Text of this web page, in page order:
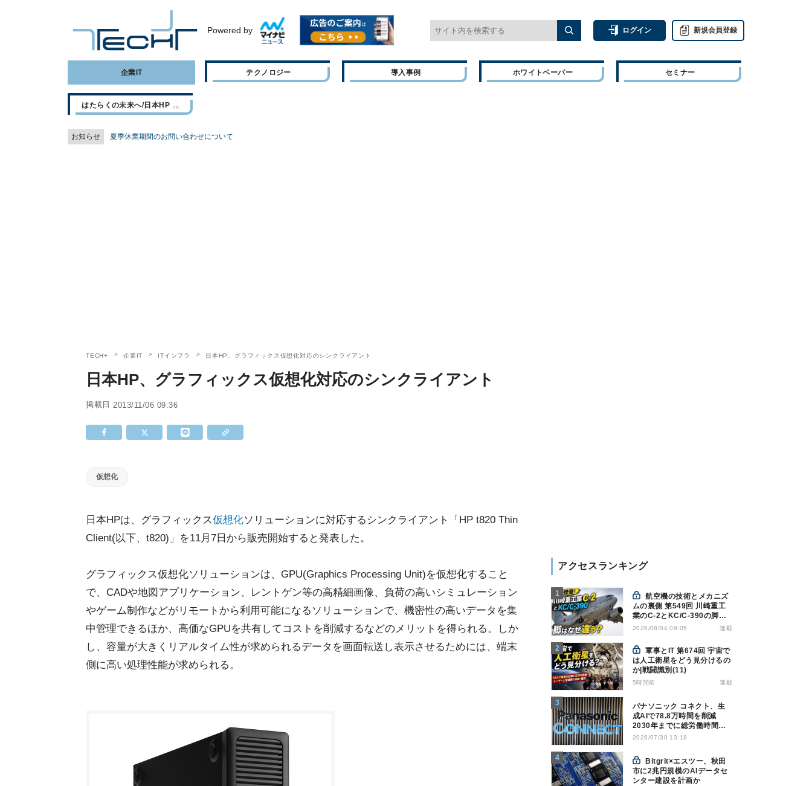
Powered by ログイン 新規会員登録
企業IT テクノロジー 導入事例 ホワイトペーパー セミナー
はたらくの未来へ/日本HP
お知らせ 夏季休業期間のお問い合わせについて
TECH+ 企業IT ITインフラ 日本HP、グラフィックス仮想化対応のシンクライアント
日本HP、グラフィックス仮想化対応のシンクライアント
掲載日 2013/11/06 09:36
仮想化
日本HPは、グラフィックス仮想化ソリューションに対応するシンクライアント「HP t820 Thin
Client(以下、t820)」を11月7日から販売開始すると発表した。
グラフィックス仮想化ソリューションは、GPU(Graphics Processing Unit)を仮想化すること
で、CADや地図アプリケーション、レントゲン等の高精細画像、負荷の高いシミュレーション
やゲーム制作などがリモートから利用可能になるソリューションで、機密性の高いデータを集
中管理できるほか、高価なGPUを共有してコストを削減するなどのメリットを得られる。しか
し、容量が大きくリアルタイム性が求められるデータを画面転送し表示させるためには、端末
側に高い処理性能が求められる。
アクセスランキング
航空機の技術とメカニズ
ムの裏側 第549回 川崎重工
業のC-2とKC/C-390の脚は
なぜ違う? - 降着装置は複雑
2026/08/04 09:05 連載
軍事とIT 第674回 宇宙で
は人工衛星をどう見分けるの
か|戦闘識別(11)
5時間前 連載
パナソニック コネクト、生
成AIで78.8万時間を削減
2030年までに総労働時間
10％削減へ
2026/07/30 13:18
市に2兆円規模のAIデータセ
ンター建設を計画か